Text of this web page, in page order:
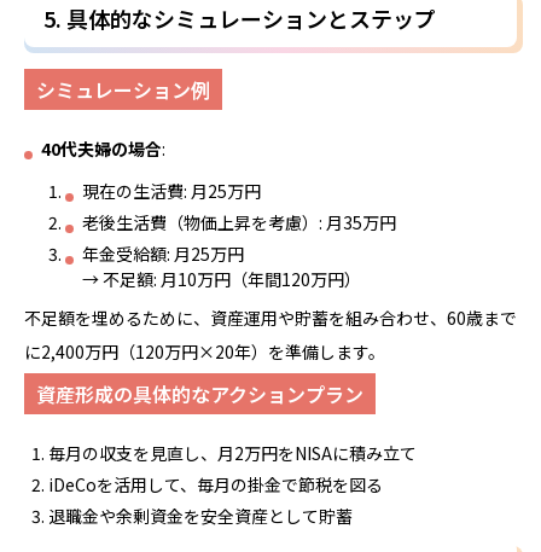
5. 具体的なシミュレーションとステップ
シミュレーション例
40代夫婦の場合:
現在の生活費: 月25万円
老後生活費（物価上昇を考慮）: 月35万円
年金受給額: 月25万円
→ 不足額: 月10万円（年間120万円）
不足額を埋めるために、資産運用や貯蓄を組み合わせ、60歳まで
に2,400万円（120万円×20年）を準備します。
資産形成の具体的なアクションプラン
毎月の収支を見直し、月2万円をNISAに積み立て
iDeCoを活用して、毎月の掛金で節税を図る
退職金や余剰資金を安全資産として貯蓄